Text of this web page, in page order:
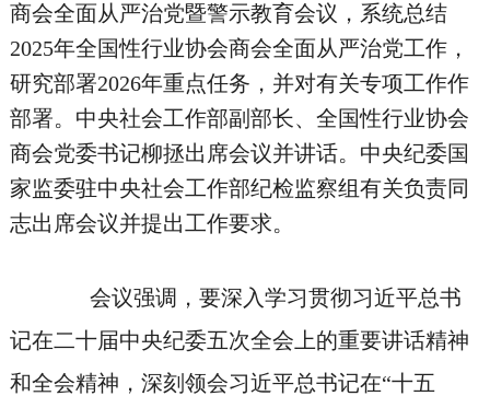
商会全面从严治党暨警示教育会议，系统总结
2025年全国性行业协会商会全面从严治党工作，
研究部署2026年重点任务，并对有关专项工作作
部署。中央社会工作部副部长、全国性行业协会
商会党委书记柳拯出席会议并讲话。中央纪委国
家监委驻中央社会工作部纪检监察组有关负责同
志出席会议并提出工作要求。
会议强调，要深入学习贯彻习近平总书
记在二十届中央纪委五次全会上的重要讲话精神
和全会精神，深刻领会习近平总书记在“十五